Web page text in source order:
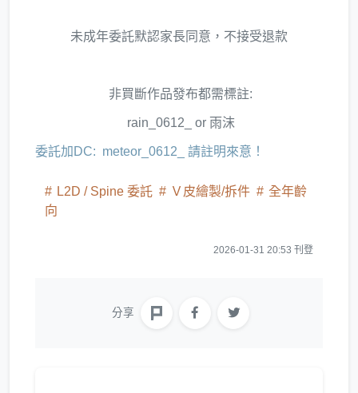
未成年委託默認家長同意，不接受退款
非買斷作品發布都需標註:
rain_0612_ or 雨沫
委託加DC: meteor_0612_ 請註明來意！
L2D / Spine 委託 Ｖ皮繪製/拆件
全年齡
向
2026-01-31 20:53 刊登
分享